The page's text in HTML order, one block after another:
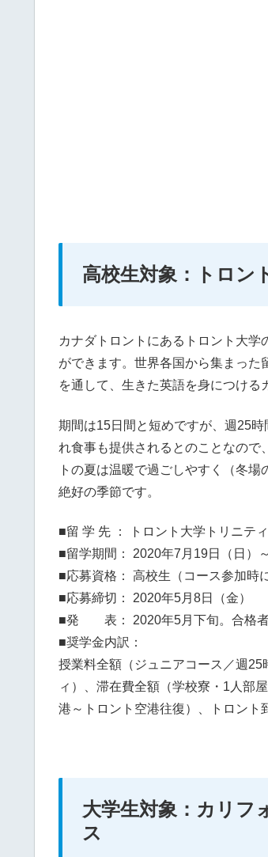
高校生対象：トロン
カナダトロントにあるトロント大
ができます。世界各国から集まった
を通して、生きた英語を身につける
期間は15日間と短めですが、週25
れ食事も提供されるとのことなの
トの夏は温暖で過ごしやすく（冬
絶好の季節です。
■留 学 先 ： トロント大学トリニテ
■留学期間： 2020年7月19日（日）
■応募資格： 高校生（コース参加時
■応募締切： 2020年5月8日（金）
■発 表： 2020年5月下旬。合格者
■奨学金内訳：
授業料全額（ジュニアコース／週
ィ）、滞在費全額（学校寮・1人部
港～トロント空港往復）、トロント
大学生対象：カリフ
ス